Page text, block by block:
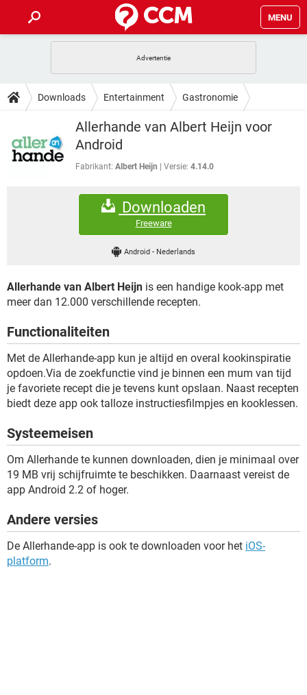
MENU
INSTAGRAM WINDOWS 10
CORONAVIRUS
GRATIS
HOW-TO
VIDEOBELLEN GAMES
INSTAGRAM
NETFLIX
VIDEOBELLEN
WINDOWS 10
CORONAVIRUS
SNAPCHAT
FORUM
WINDOWS 10
CORONAVIRUS
SNAPCHAT
GAMES
GRATIS SNAPCHAT
Downloads Entertainment Gastronomie
Allerhande van Albert Heijn voor
Android
Fabrikant: Albert Heijn Versie: 4.14.0
Downloaden
Freeware
Android - Nederlands
Allerhande van Albert Heijn is een handige kook-app met
meer dan 12.000 verschillende recepten.
Functionaliteiten
Met de Allerhande-app kun je altijd en overal kookinspiratie
opdoen.Via de zoekfunctie vind je binnen een mum van tijd
je favoriete recept die je tevens kunt opslaan. Naast recepten
biedt deze app ook talloze instructiesfilmpjes en kooklessen.
Systeemeisen
Om Allerhande te kunnen downloaden, dien je minimaal over
19 MB vrij schijfruimte te beschikken. Daarnaast vereist de
app Android 2.2 of hoger.
Andere versies
De Allerhande-app is ook te downloaden voor het iOS-
platform.